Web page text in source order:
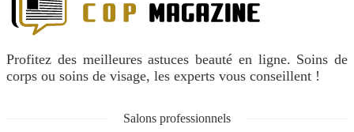
Profitez des meilleures astuces beauté en ligne. Soins de
corps ou soins de visage, les experts vous conseillent !
Salons professionnels